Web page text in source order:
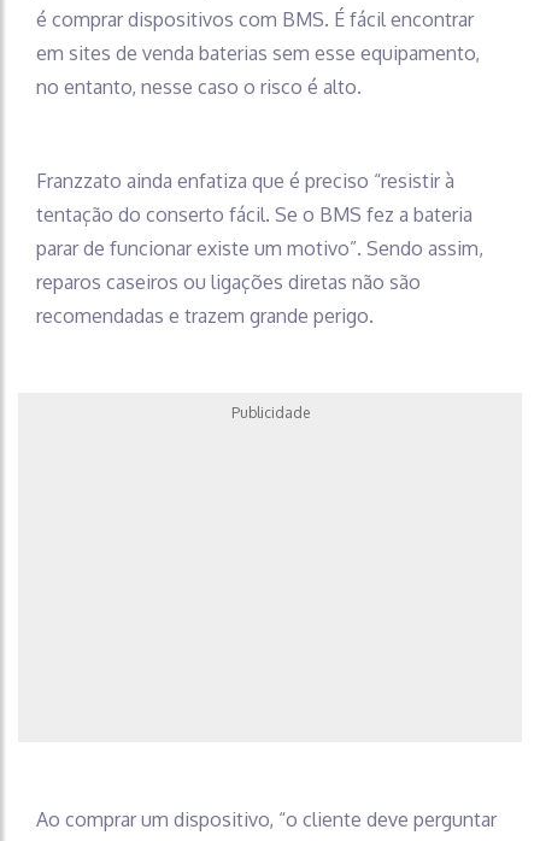
é comprar dispositivos com BMS. É fácil encontrar
em sites de venda baterias sem esse equipamento,
no entanto, nesse caso o risco é alto.
Franzzato ainda enfatiza que é preciso “resistir à
tentação do conserto fácil. Se o BMS fez a bateria
parar de funcionar existe um motivo”. Sendo assim,
reparos caseiros ou ligações diretas não são
recomendadas e trazem grande perigo.
Publicidade
Ao comprar um dispositivo, “o cliente deve perguntar